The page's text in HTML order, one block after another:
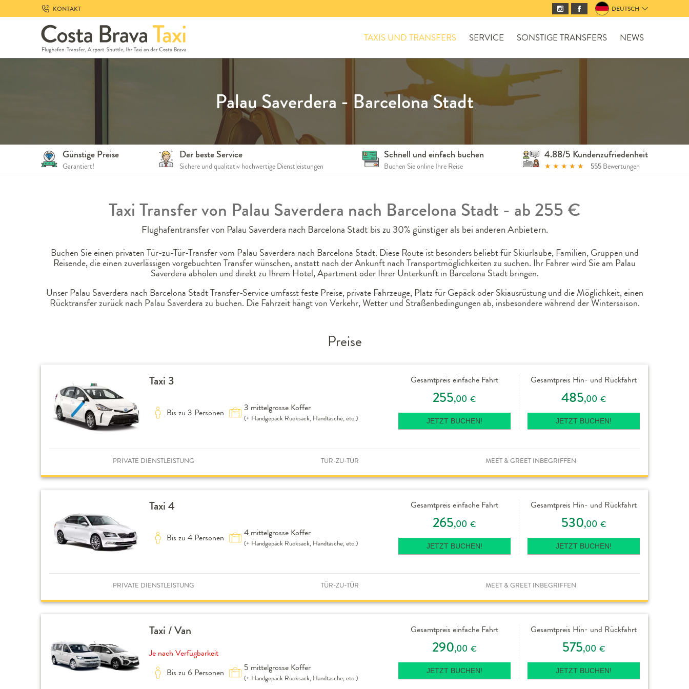
to
content
KONTAKT DEUTSCH
TAXIS UND TRANSFERS SERVICE SONSTIGE TRANSFERS NEWS
Günstige Preise
Garantiert!
Der beste Service
Sichere und qualitativ hochwertige Dienstleistungen
Schnell und einfach buchen
Buchen Sie online Ihre Reise
4.88/5 Kundenzufriedenheit
★ ★ ★ ★ ★ 555 Bewertungen
Palau Saverdera - Barcelona Stadt
Taxi Transfer von Palau Saverdera nach Barcelona Stadt - ab 255 €
Flughafentransfer von Palau Saverdera nach Barcelona Stadt bis zu 30% günstiger als bei anderen Anbietern.
Buchen Sie einen privaten Tür-zu-Tür-Transfer vom Palau Saverdera nach Barcelona Stadt. Diese Route ist besonders beliebt für Skiurlaube, Familien, Gruppen und
Reisende, die einen zuverlässigen vorgebuchten Transfer wünschen, anstatt nach der Ankunft nach Transportmöglichkeiten zu suchen. Ihr Fahrer wird Sie am Palau
Saverdera abholen und direkt zu Ihrem Hotel, Apartment oder Ihrer Unterkunft in Barcelona Stadt bringen.
Unser Palau Saverdera nach Barcelona Stadt Transfer-Service umfasst feste Preise, private Fahrzeuge, Platz für Gepäck oder Skiausrüstung und die Möglichkeit, einen
Rücktransfer zurück nach Palau Saverdera zu buchen. Die Fahrzeit hängt von Verkehr, Wetter und Straßenbedingungen ab, insbesondere während der Wintersaison.
Preise
Taxi 3
Bis zu 3 Personen 3 mittelgrosse Koffer
(+ Handgepäck Rucksack, Handtasche, etc.)
Gesamtpreis einfache Fahrt
255,00 €
JETZT BUCHEN!
Gesamtpreis Hin- und Rückfahrt
485,00 €
JETZT BUCHEN!
PRIVATE DIENSTLEISTUNG TÜR-ZU-TÜR MEET & GREET INBEGRIFFEN
Taxi 4
Bis zu 4 Personen 4 mittelgrosse Koffer
(+ Handgepäck Rucksack, Handtasche, etc.)
Gesamtpreis einfache Fahrt
265,00 €
JETZT BUCHEN!
Gesamtpreis Hin- und Rückfahrt
530,00 €
JETZT BUCHEN!
PRIVATE DIENSTLEISTUNG TÜR-ZU-TÜR MEET & GREET INBEGRIFFEN
Taxi / Van
Je nach Verfügbarkeit
Bis zu 6 Personen
5 mittelgrosse Koffer
(+ Handgepäck Rucksack, Handtasche, etc.)
Gesamtpreis einfache Fahrt
290,00 €
JETZT BUCHEN!
Gesamtpreis Hin- und Rückfahrt
575,00 €
JETZT BUCHEN!